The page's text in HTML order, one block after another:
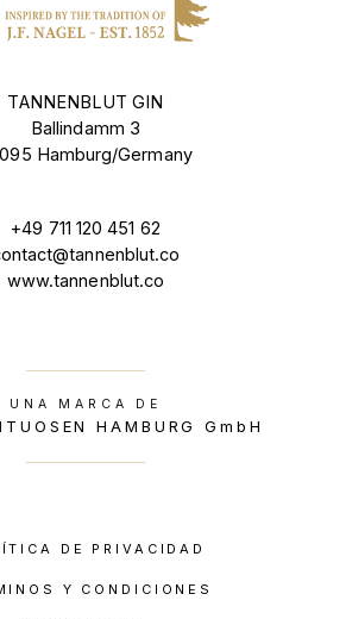
TANNENBLUT GIN
Ballindamm 3
Hamburg/Germany
+49 711 120 451 62
www.tannenblut.co
UNA MARCA DE
HAMBURG GmbH
DE PRIVACIDAD
Y CONDICIONES